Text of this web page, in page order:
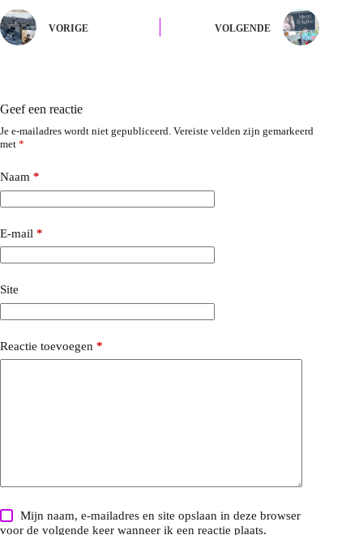
VORIGE VOLGENDE
Geef een reactie
Je e-mailadres wordt niet gepubliceerd. Vereiste velden zijn gemarkeerd
met *
Naam *
E-mail *
Site
Reactie toevoegen *
Mijn naam, e-mailadres en site opslaan in deze browser
voor de volgende keer wanneer ik een reactie plaats.